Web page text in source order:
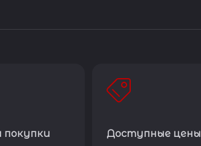
покупки Доступные цены